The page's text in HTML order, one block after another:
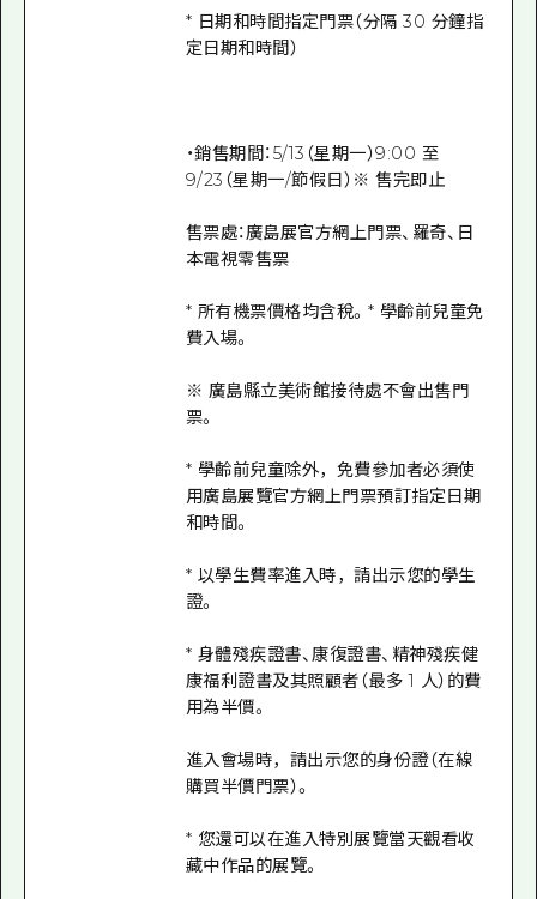
* 日期和時間指定門票（分隔 30 分鐘指
定日期和時間）
・銷售期間：5/13（星期一）9:00 至
9/23（星期一/節假日）※ 售完即止
售票處：廣島展官方網上門票、羅奇、日
本電視零售票
* 所有機票價格均含稅。* 學齡前兒童免
費入場。
※ 廣島縣立美術館接待處不會出售門
票。
* 學齡前兒童除外，免費參加者必須使
用廣島展覽官方網上門票預訂指定日期
和時間。
* 以學生費率進入時，請出示您的學生
證。
* 身體殘疾證書、康復證書、精神殘疾健
康福利證書及其照顧者（最多 1 人）的費
用為半價。
進入會場時，請出示您的身份證（在線
購買半價門票）。
* 您還可以在進入特別展覽當天觀看收
藏中作品的展覽。